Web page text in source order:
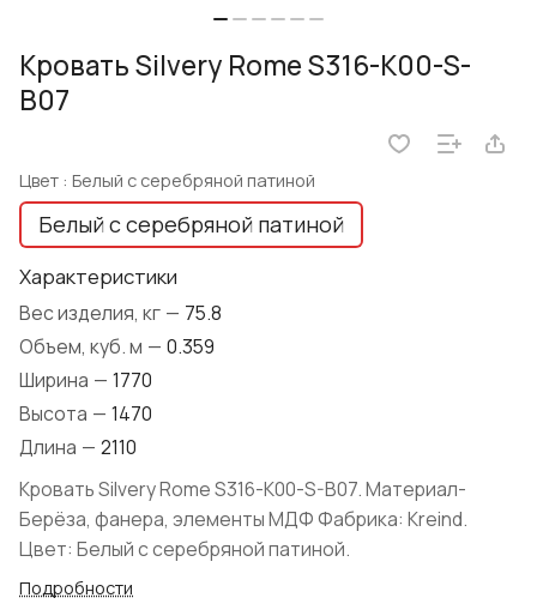
Кровать Silvery Rome S316-K00-S-
B07
Цвет : Белый с серебряной патиной
Белый с серебряной патиной
Характеристики
Вес изделия, кг — 75.8
Объем, куб. м — 0.359
Ширина — 1770
Высота — 1470
Длина — 2110
Кровать Silvery Rome S316-K00-S-B07. Материал-
Берёза, фанера, элементы МДФ Фабрика: Kreind.
Цвет: Белый с серебряной патиной.
Подробности